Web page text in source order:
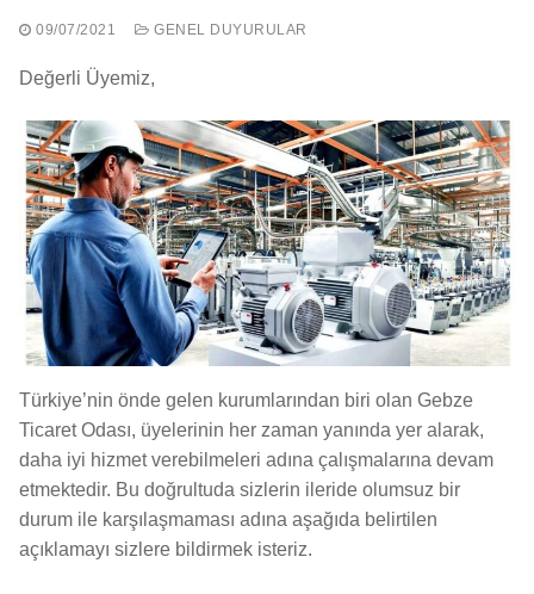
09/07/2021 GENEL DUYURULAR
Değerli Üyemiz,
Türkiye’nin önde gelen kurumlarından biri olan Gebze
Ticaret Odası, üyelerinin her zaman yanında yer alarak,
daha iyi hizmet verebilmeleri adına çalışmalarına devam
etmektedir. Bu doğrultuda sizlerin ileride olumsuz bir
durum ile karşılaşmaması adına aşağıda belirtilen
açıklamayı sizlere bildirmek isteriz.